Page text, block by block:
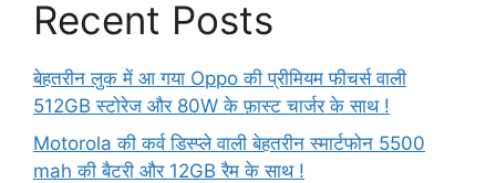
Recent Posts
बेहतरीन लुक में आ गया Oppo की प्रीमियम फीचर्स वाली
512GB स्टोरेज और 80W के फ़ास्ट चार्जर के साथ !
Motorola की कर्व डिस्प्ले वाली बेहतरीन स्मार्टफोन 5500
mah की बैटरी और 12GB रैम के साथ !